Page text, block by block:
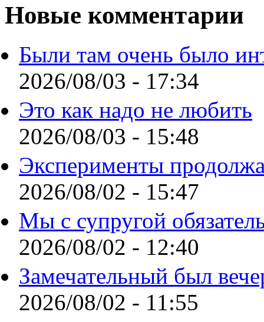
Новые комментарии
Были там очень было
2026/08/03 - 17:34
Это как надо не любить
2026/08/03 - 15:48
Эксперименты
2026/08/02 - 15:47
Мы с супругой
2026/08/02 - 12:40
Замечательный был
2026/08/02 - 11:55